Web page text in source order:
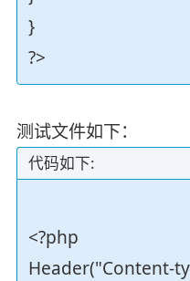
}
?>
测试文件如下：
代码如下:
<?php
Header("Content-